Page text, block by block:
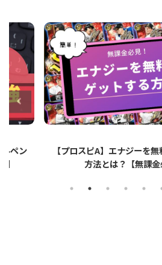
ペン
【プロスピA】エナジーを
方法とは？【無課金